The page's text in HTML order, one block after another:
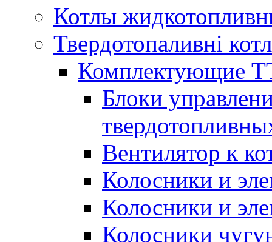
Котлы
Твердотопаливні
Комплектующие
Блоки
Вентилятор к
Колосники и
Колосники и
Колосники